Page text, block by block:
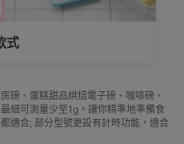
同型號有什麼不同,一
磅、蛋糕甜品烘焙電子磅、咖啡磅、
細可測量少至1g，讓你精準地準備食
適合; 部分型號更設有計時功能，適合